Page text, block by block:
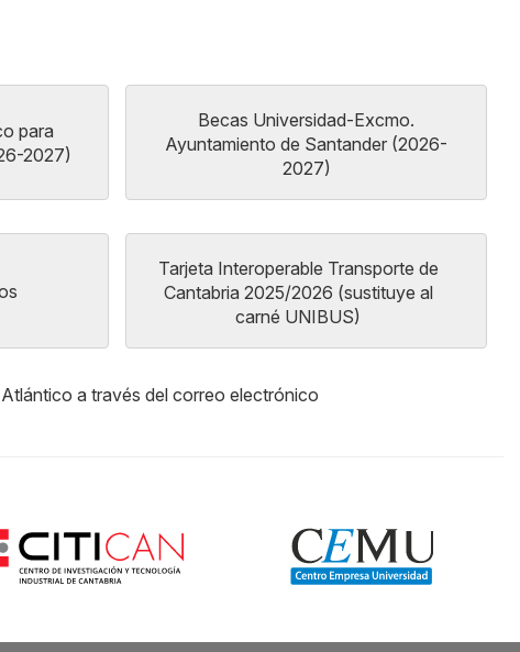
para
2027)
Becas Universidad-Excmo.
Ayuntamiento de Santander (2026-
2027)
Tarjeta Interoperable Transporte de
Cantabria 2025/2026 (sustituye al
carné UNIBUS)
a través del correo electrónico